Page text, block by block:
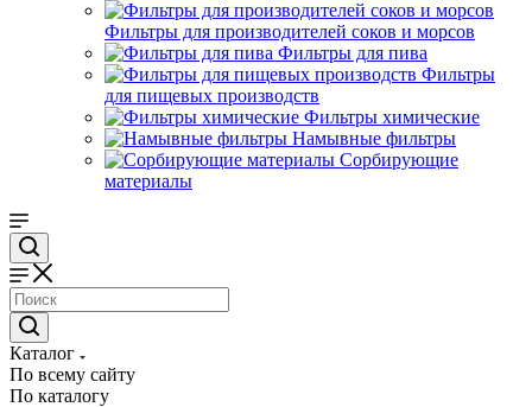
Фильтры для производителей соков и морсов
Фильтры для пива
Фильтры
для пищевых производств
Фильтры химические
Намывные фильтры
Сорбирующие
материалы
Каталог
По всему сайту
По каталогу